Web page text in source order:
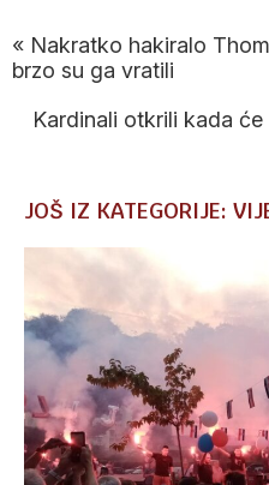
« Nakratko hakiralo
brzo su ga vratili
Kardinali otkrili kada
JOŠ IZ KATEGORIJE: